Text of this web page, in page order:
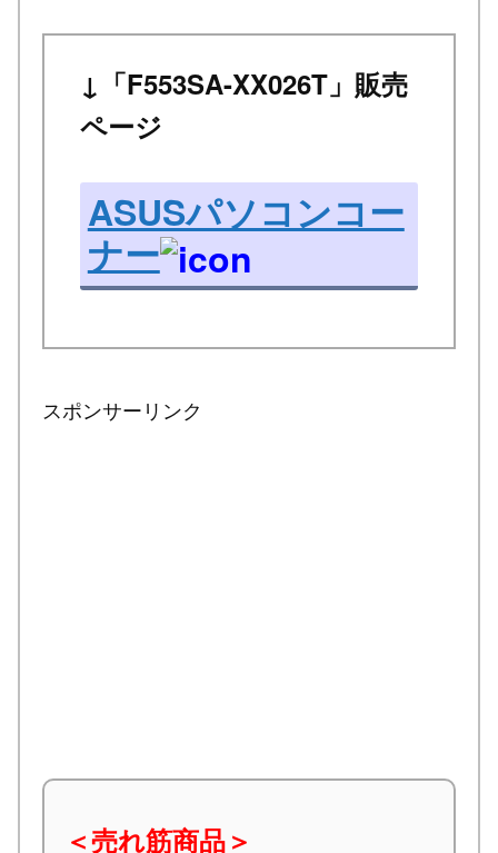
↓「F553SA-XX026T」販売
ページ
ASUSパソコンコー
ナー
スポンサーリンク
＜売れ筋商品＞